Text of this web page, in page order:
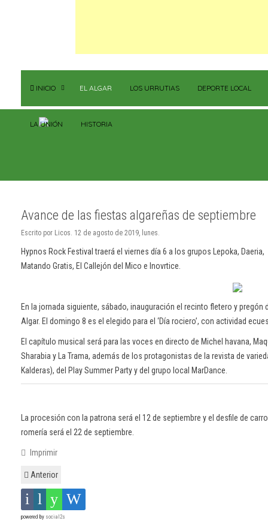
INICIO EL ALGAR LOS URRUTIAS DEPORTE LOCAL
LA UNIÓN HISTORIA
Avance de las fiestas algareñas de septiembre
Escrito por Licos. 12 de agosto de 2019, lunes.
Hypnos Rock Festival traerá el viernes día 6 a los grupos Lepoka, Daeria,
Matando Gratis, El Callejón del Mico e Inovrtice.
En la jornada siguiente, sábado, inauguración el recinto fletero y
Algar. El domingo 8 es el elegido para el ‘Día rociero’, con actividad
El capítulo musical será para las voces en directo de Michel havana,
Sharabia y La Trama, además de los protagonistas de la revista de
Kalderas), del Play Summer Party y del grupo local MarDance.
La procesión con la patrona será el 12 de septiembre y el desfile de
romería será el 22 de septiembre.
Imprimir
Anterior
powered by social2s